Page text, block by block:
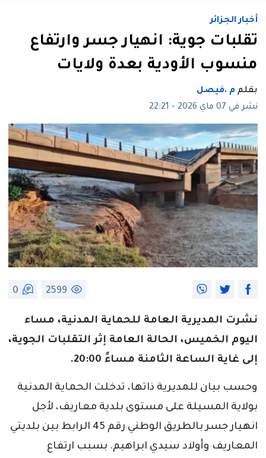
أخبار الجزائر
تقلبات جوية: انهيار جسر وارتفاع
منسوب الأودية بعدة ولايات
بقلم م .فيصل
نشر في 07 ماي 2026 - 22:21
2599
0
نشرت المديرية العامة للحماية المدنية، مساء
اليوم الخميس، الحالة العامة إثر التقلبات الجوية،
إلى غاية الساعة الثامنة مساءً 20:00.
وحسب بيان للمديرية ذاتها، تدخلت الحماية المدنية
بولاية المسيلة على مستوى بلدية معاريف، لأجل
انهيار جسر بالطريق الوطني رقم 45 الرابط بين بلديتي
المعاريف وأولاد سيدي ابراهيم. بسبب ارتفاع